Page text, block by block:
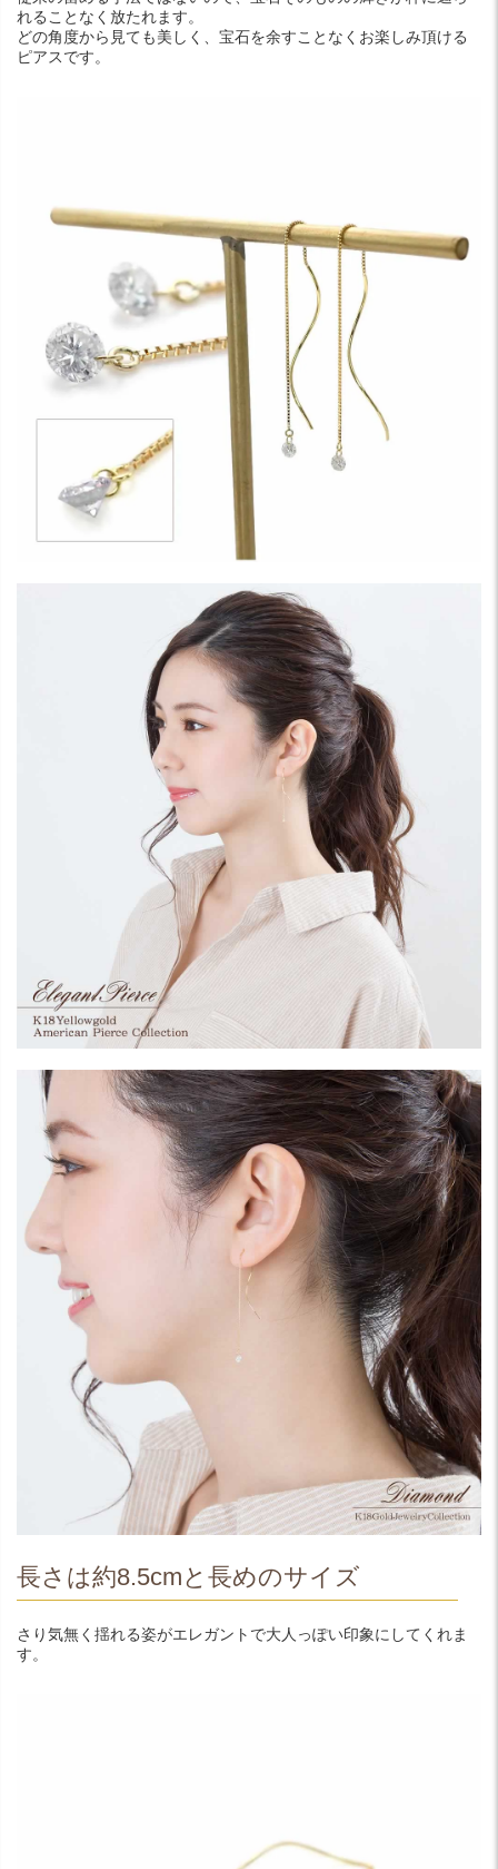
れることなく放たれます。
どの角度から見ても美しく、宝石を余すことなくお楽しみ頂ける
ピアスです。
長さは約8.5cmと長めのサイズ
さり気無く揺れる姿がエレガントで大人っぽい印象にしてくれま
す。